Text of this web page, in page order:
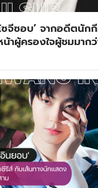
ซจีซอบ’ จากอดีตนัก
น้าผู้ครองใจผู้ชมมาก